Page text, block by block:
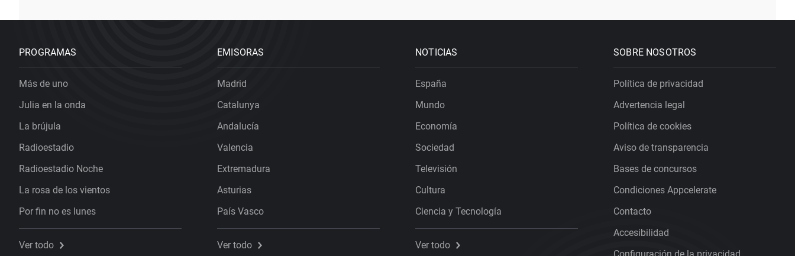
PROGRAMAS
Más de uno
Julia en la onda
La brújula
Radioestadio
Radioestadio Noche
La rosa de los vientos
Por fin no es lunes
Ver todo
EMISORAS
Madrid
Catalunya
Andalucía
Valencia
Extremadura
Asturias
País Vasco
Ver todo
NOTICIAS
España
Mundo
Economía
Sociedad
Televisión
Cultura
Ciencia y Tecnología
Ver todo
SOBRE NOSOTROS
Política de privacidad
Advertencia legal
Política de cookies
Aviso de transparencia
Bases de concursos
Condiciones Appcelerate
Contacto
Accesibilidad